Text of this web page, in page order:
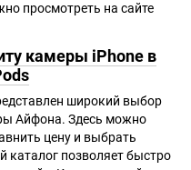
просмотреть на сайте
камеры iPhone в
широкий выбор
Айфона. Здесь можно
цену и выбрать
позволяет быстро